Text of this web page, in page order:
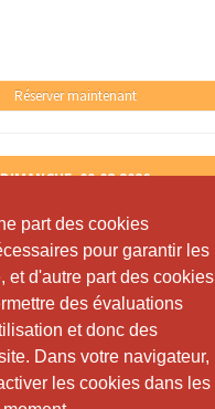
part des cookies
pour garantir les
et d'autre part des cookies
des évaluations
et donc des
Dans votre navigateur,
les cookies dans les
part des cookies
pour garantir les
et d'autre part des cookies
des évaluations
et donc des
Dans votre navigateur,
les cookies dans les
Réserver maintenant
DIMANCHE, 09.08.2026